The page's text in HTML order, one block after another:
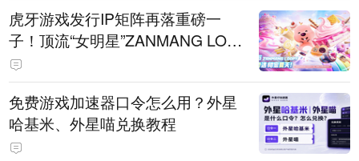
虎牙游戏发行IP矩阵再落重磅一
子！顶流“女明星”ZANMANG LOO
PY 正版3D消除手游《消消奇遇》
惊喜曝光
免费游戏加速器口令怎么用？外星
哈基米、外星喵兑换教程